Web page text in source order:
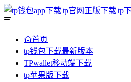
首页
tp钱包下载最新版本
TPwallet移动端下载
tp苹果版下载